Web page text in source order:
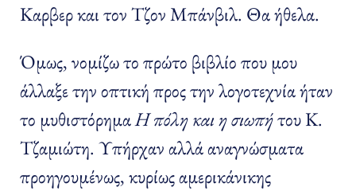
Καρβερ και τον Τζον Μπάνβιλ. Θα ήθελα.
Όμως, νομίζω το πρώτο βιβλίο που μου
άλλαξε την οπτική προς την λογοτεχνία ήταν
το μυθιστόρημαΗ πόλη και η σιωπήτου Κ.
Τζαμιώτη. Υπήρχαν αλλά αναγνώσματα
προηγουμένως, κυρίως αμερικάνικης